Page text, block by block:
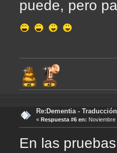
puede, pero
Re:Dementia -
« Respuesta #6 en: Noviembre
En las